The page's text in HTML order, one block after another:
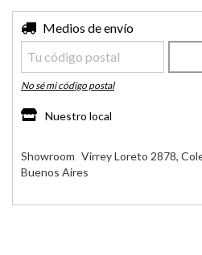
Entregas para el CP:
Medios de envío
No sé mi código postal
Nuestro local
Showroom Virrey Loreto 2878,
Buenos Aires